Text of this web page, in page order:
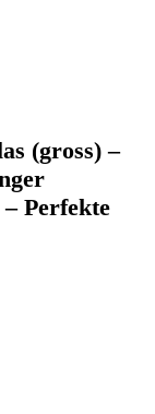
(gross) –
Perfekte